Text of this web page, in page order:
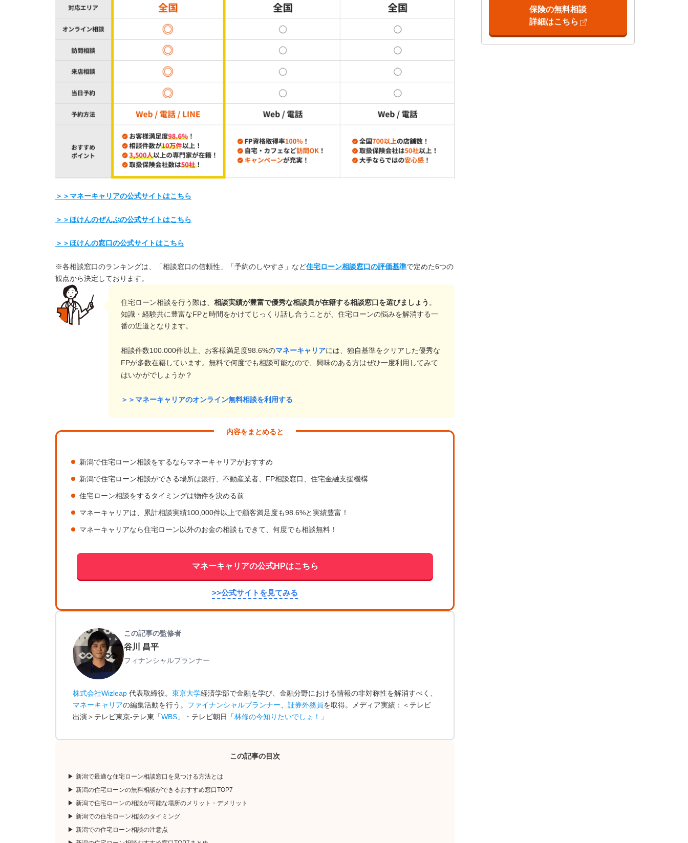
＞＞マネーキャリアの公式サイトはこちら
＞＞ほけんのぜんぶの公式サイトはこちら
＞＞ほけんの窓口の公式サイトはこちら
※各相談窓口のランキングは、「相談窓口の信頼性」「予約のしやすさ」など住宅ローン相談窓口の評価基準で定めた6つの
観点から決定しております。
住宅ローン相談を行う際は、 相談実績が豊富で優秀な相談員が在籍する相談窓口を選びましょう 。
知識・経験共に豊富なFPと時間をかけてじっくり話し合うことが、住宅ローンの悩みを解消する一
番の近道となります。
相談件数100.000件以上、お客様満足度98.6%のマネーキャリアには、独自基準をクリアした優秀な
FPが多数在籍しています。無料で何度でも相談可能なので、興味のある方はぜひ一度利用してみて
はいかがでしょうか？
＞＞マネーキャリアのオンライン無料相談を利用する
内容をまとめると
新潟で住宅ローン相談をするならマネーキャリアがおすすめ
新潟で住宅ローン相談ができる場所は銀行、不動産業者、FP相談窓口、住宅金融支援機構
住宅ローン相談をするタイミングは物件を決める前
マネーキャリアは、累計相談実績100,000件以上で顧客満足度も98.6%と実績豊富！
マネーキャリアなら住宅ローン以外のお金の相談もできて、何度でも相談無料！
マネーキャリアの公式HPはこちら
>>公式サイトを見てみる
この記事の監修者
谷川 昌平
フィナンシャルプランナー
株式会社Wizleap 代表取締役。 東京大学経済学部で金融を学び、金融分野における情報の非対称性を解消すべく、
マネーキャリアの編集活動を行う。 ファイナンシャルプランナー 証券外務員を取得。メディア実績：＜テレビ
出演＞テレビ東京-テレ東「WBS 」・テレビ朝日「林修の今知りたいでしょ！ 」
この記事の目次
新潟で最適な住宅ローン相談窓口を見つける方法とは
新潟の住宅ローンの無料相談ができるおすすめ窓口TOP7
新潟で住宅ローンの相談が可能な場所のメリット・デメリット
新潟での住宅ローン相談のタイミング
新潟での住宅ローン相談の注意点
保険の無料相談
詳細はこちら